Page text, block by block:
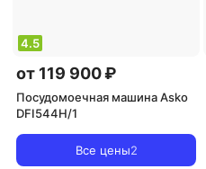
4.5
от 119 900 ₽
Посудомоечная машина Asko
DFI544H/1
Все цены2